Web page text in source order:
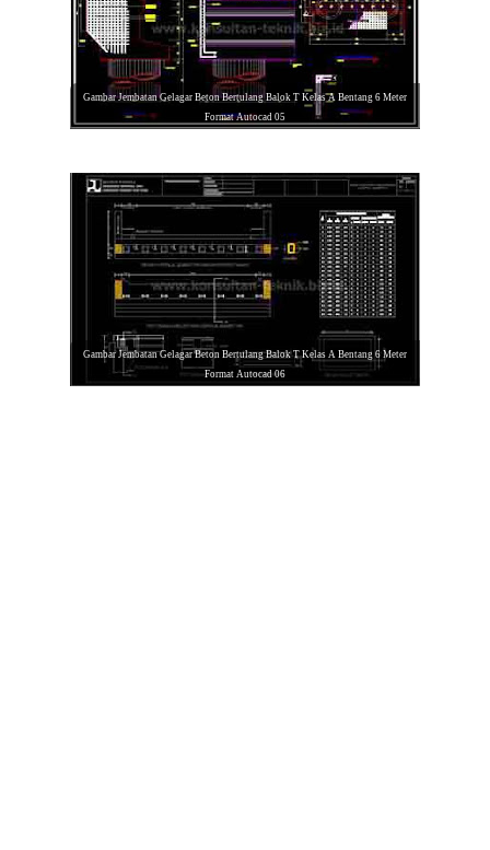
Gambar Jembatan Gelagar Beton Bertulang Balok T Kelas A Bentang 6 Meter
Format Autocad 05
Gambar Jembatan Gelagar Beton Bertulang Balok T Kelas A Bentang 6 Meter
Format Autocad 06